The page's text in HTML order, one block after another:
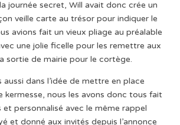
journée secret, Will avait donc crée un
veille carte au trésor pour indiquer le
avions fait un vieux pliage au préalable
une jolie ficelle pour les remettre aux
sortie de mairie pour le cortège.
aussi dans l’idée de mettre en place
kermesse, nous les avons donc tous fait
et personnalisé avec le même rappel
et donné aux invités depuis l’annonce